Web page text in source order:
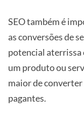
SEO também é
as conversões de
potencial aterrissa
um produto ou
maior de
pagantes.